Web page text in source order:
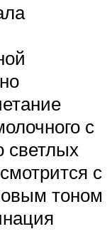
с
с
тоном